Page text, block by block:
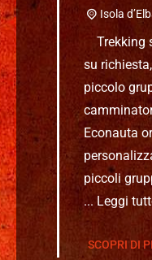
Isola
Trekking
su
piccolo
Econauta
piccoli
... Leggi
SCOPRI DI